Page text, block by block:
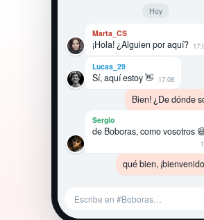
Hoy
Marta_CS
¡Hola! ¿Alguien por aquí?
Lucas_29
Sí, aquí estoy 👋 17:08
Bien! ¿De dónde
Sergio
de Boboras, como vosotros
qué bien,
Escribe en #Boboras…